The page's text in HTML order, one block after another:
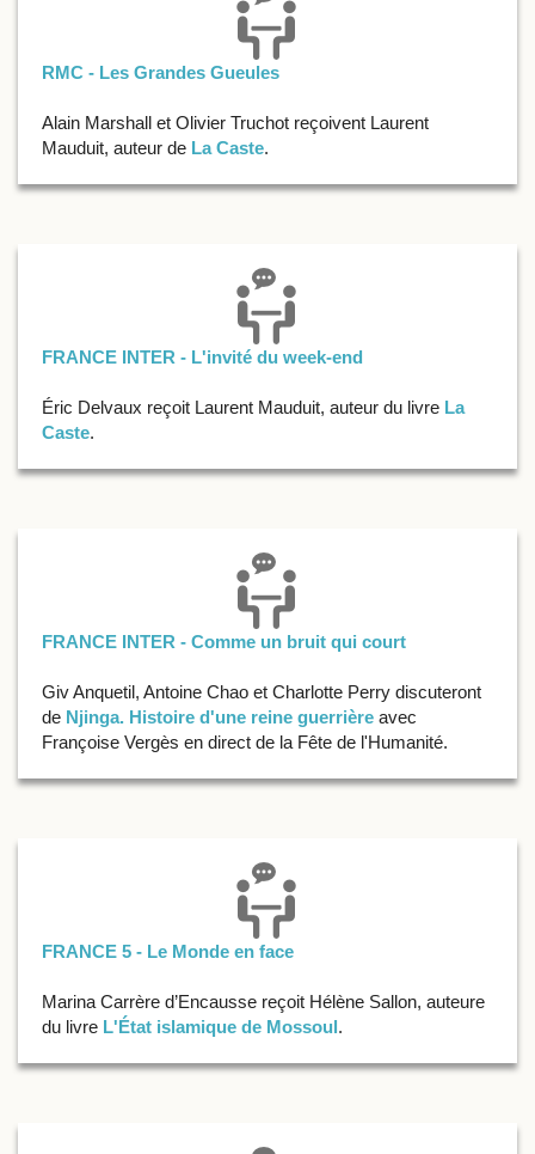
RMC - Les Grandes Gueules
Alain Marshall et Olivier Truchot reçoivent Laurent
Mauduit, auteur de La Caste.
FRANCE INTER - L'invité du week-end
Éric Delvaux reçoit Laurent Mauduit, auteur du livre La
Caste.
FRANCE INTER - Comme un bruit qui court
Giv Anquetil, Antoine Chao et Charlotte Perry discuteront
de Njinga. Histoire d'une reine guerrière avec
Françoise Vergès en direct de la Fête de l'Humanité.
FRANCE 5 - Le Monde en face
Marina Carrère d’Encausse reçoit Hélène Sallon, auteure
du livre L'État islamique de Mossoul.